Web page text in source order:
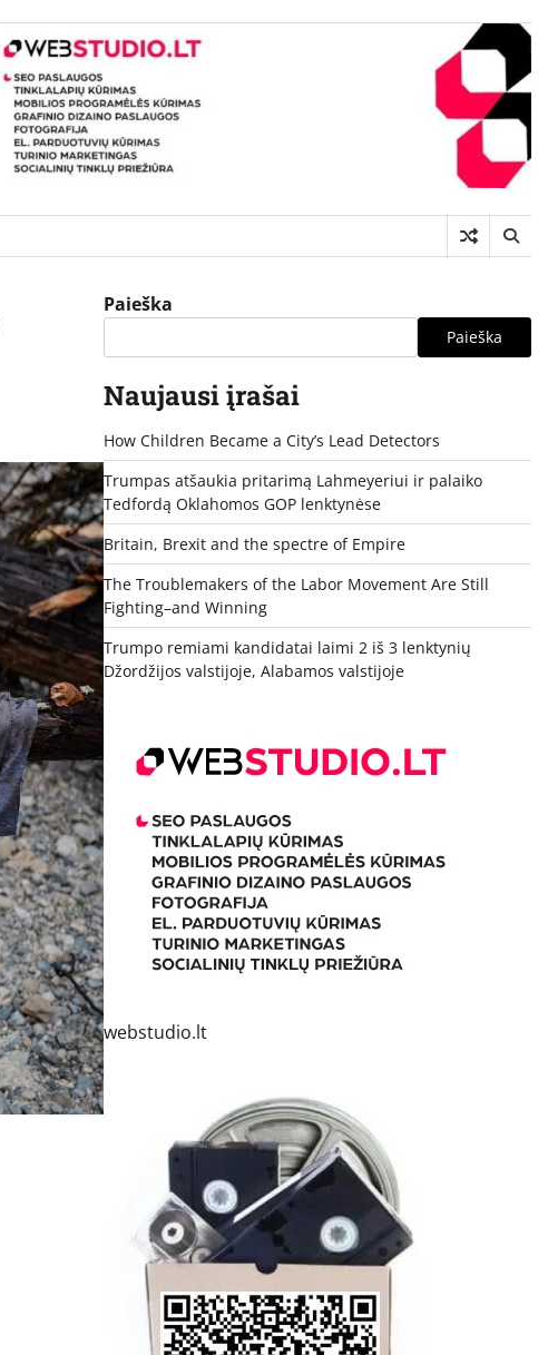
Paieška
Paieška
Naujausi įrašai
How Children Became a City’s Lead Detectors
Trumpas atšaukia pritarimą Lahmeyeriui ir palaiko
Tedfordą Oklahomos GOP lenktynėse
Britain, Brexit and the spectre of Empire
The Troublemakers of the Labor Movement Are Still
Fighting–and Winning
Trumpo remiami kandidatai laimi 2 iš 3 lenktynių
Džordžijos valstijoje, Alabamos valstijoje
webstudio.lt